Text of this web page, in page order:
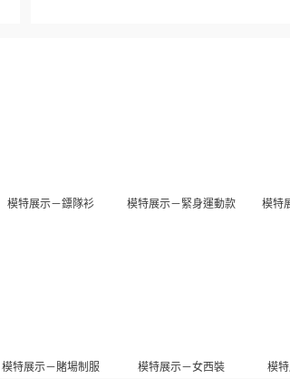
模特展示－鏢隊衫 模特展示－緊身運動款 模特
模特展示－賭場制服 模特展示－女西裝 模